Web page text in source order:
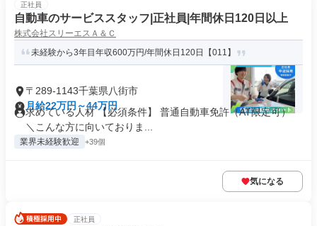
正社員
自動車のサービススタッフ|正社員|年間休日120日以上
株式会社スリーエスＡ＆Ｃ
未経験から3年目年収600万円/年間休日120日【011】
〒289-1143千葉県八街市
月給22万円～44万円
求めている人材 【必須条件】 普通自動車免許（AT限定可）
＼こんな方に向いておりま...
業界未経験歓迎 +39個
気になる
正社員